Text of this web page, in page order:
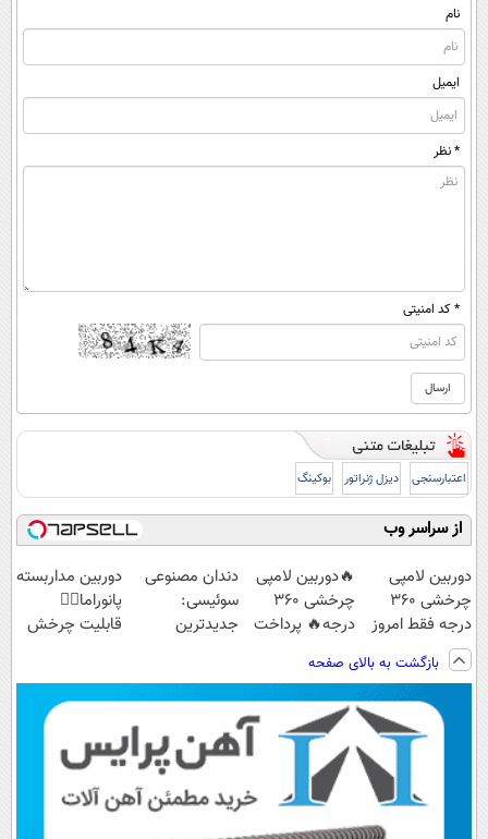
نام
ایمیل
* نظر
* کد امنیتی
اعتبارسنجی دیزل ژنراتور بوکینگ
از سراسر وب
دوربین لامپی
چرخشی 360
درجه فقط امروز
حراج شد🔥
پرداخت درب
🔥دوربین لامپی
چرخشی 360
درجه🔥 پرداخت
گارانتی تعویض
دندان مصنوعی
سوئیسی:
جدیدترین
پرداخت قسطی
دوربین مداربسته
پانوراما👈🏻
قابلیت چرخش
بازگشت به بالای صفحه